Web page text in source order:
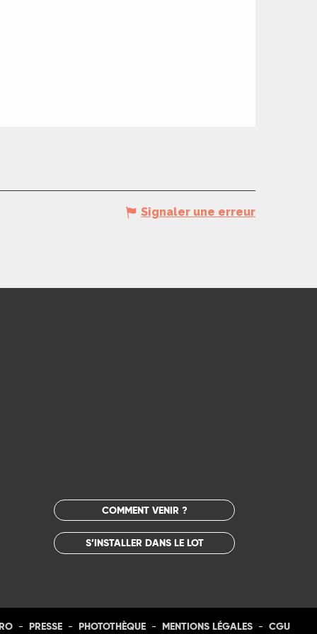
Signaler une erreur
COMMENT VENIR ?
S’INSTALLER DANS LE LOT
- PRESSE - PHOTOTHÈQUE - MENTIONS LÉGALES - CGU